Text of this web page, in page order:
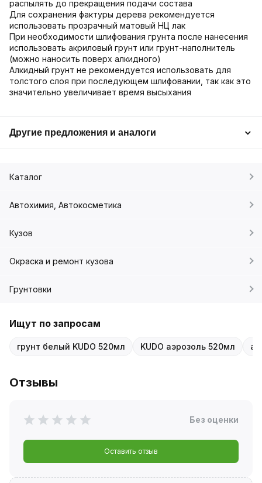
распылять до прекращения подачи состава
Для сохранения фактуры дерева рекомендуется
использовать прозрачный матовый НЦ лак
При необходимости шлифования грунта после нанесения
использовать акриловый грунт или грунт-наполнитель
(можно наносить поверх алкидного)
Алкидный грунт не рекомендуется использовать для
толстого слоя при последующем шлифовании, так как это
значительно увеличивает время высыхания
Другие предложения и аналоги
Каталог
Автохимия, Автокосметика
Кузов
Окраска и ремонт кузова
Грунтовки
Ищут по запросам
грунт белый KUDO 520мл KUDO аэрозоль 520мл
Отзывы
Без оценки
Оставить отзыв